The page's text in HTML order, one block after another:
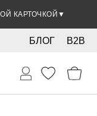
КАРТОЧКОЙ ▼
B2B
БЛОГ